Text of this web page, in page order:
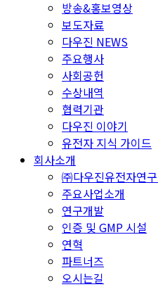
방송&홍보영상
보도자료
다우진 NEWS
주요행사
사회공헌
수상내역
협력기관
다우진 이야기
유전자 지식 가이드
회사소개
㈜다우진유전자연
주요사업소개
연구개발
인증 및 GMP 시설
연혁
파트너즈
오시는길